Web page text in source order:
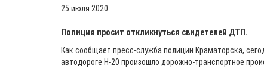
25 июля 2020
Полиция просит откликнуться свидетелей ДТП.
Как сообщает пресс-служба полиции Краматорска,
автодороге Н-20 произошло дорожно-транспортное